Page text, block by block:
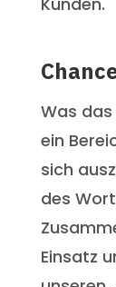
Was
ein
sich
des
Einsatz